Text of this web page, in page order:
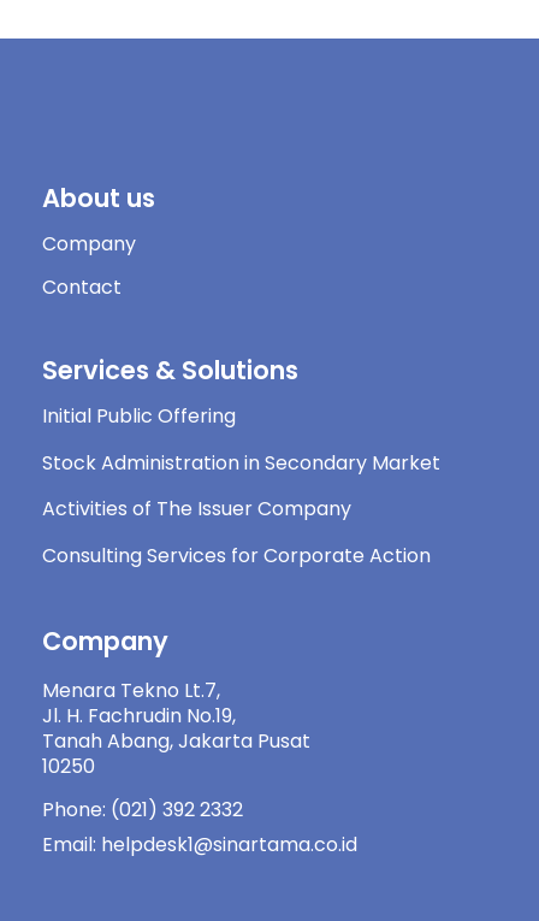
About us
Company
Contact
Services & Solutions
Initial Public Offering
Stock Administration in Secondary Market
Activities of The Issuer Company
Consulting Services for Corporate Action
Company
Menara Tekno Lt.7,
Jl. H. Fachrudin No.19,
Tanah Abang, Jakarta Pusat
10250
Phone: (021) 392 2332
Email: helpdesk1@sinartama.co.id